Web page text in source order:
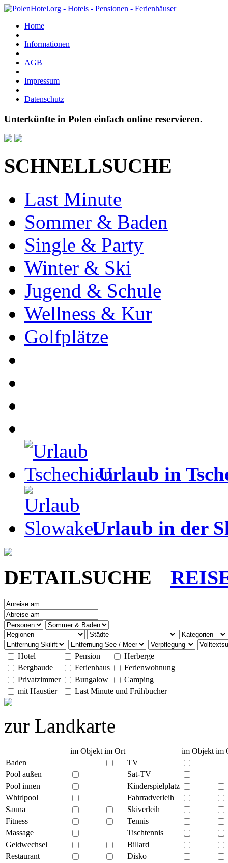
Home
|
Informationen
|
AGB
|
Impressum
|
Datenschutz
Unterkünfte in Polen einfach online reservieren.
SCHNELLSUCHE
Last Minute
Sommer & Baden
Single & Party
Winter & Ski
Jugend & Schule
Wellness & Kur
Golfplätze
Urlaub in
Urlaub in der
DETAILSUCHE
Hotel Pension
Herberge
Bergbaude
Ferienhaus
Ferienwohnung
Privatzimmer
Bungalow
Camping
mit Haustier
Last Minute und Frühbucher
zur Landkarte
im Objekt im Ort im Objekt im
Baden
TV
Pool außen
Sat-TV
Pool innen
Kinderspielplatz
Whirlpool
Fahrradverleih
Sauna
Skiverleih
Fitness
Tennis
Massage
Tischtennis
Geldwechsel
Billard
Restaurant
Disko